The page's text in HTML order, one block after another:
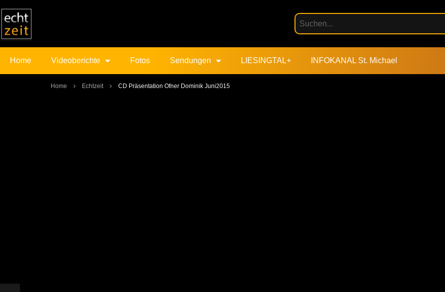
Home Videoberichte Fotos Sendungen LIESINGTAL+ INFOKANAL St. Michael
Home Echtzeit CD Präsentation Ofner Dominik Juni2015